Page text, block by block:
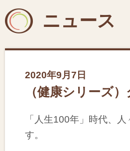
ニュース
2020年9月7日
（健康シリーズ
「人生100年」時代、
す。